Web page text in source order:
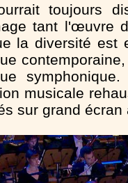
toujours
tant l'œuvre
la diversité est
musicale
sur grand